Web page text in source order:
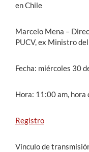
en Chile
Marcelo Mena –
PUCV, ex Ministro
Fecha: miércoles 30
Hora: 11:00 am, hora
Registro
Vínculo de